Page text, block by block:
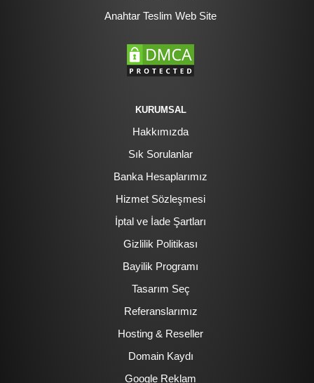
Anahtar Teslim Web Site
KURUMSAL
Hakkımızda
Sık Sorulanlar
Banka Hesaplarımız
Hizmet Sözleşmesi
İptal ve İade Şartları
Gizlilik Politikası
Bayilik Programı
Tasarım Seç
Referanslarımız
Hosting & Reseller
Domain Kaydı
Google Reklam